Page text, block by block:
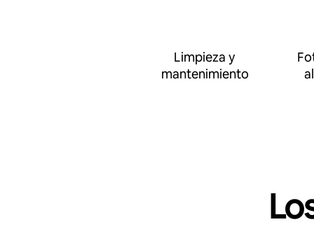
Limpieza y
mantenimiento